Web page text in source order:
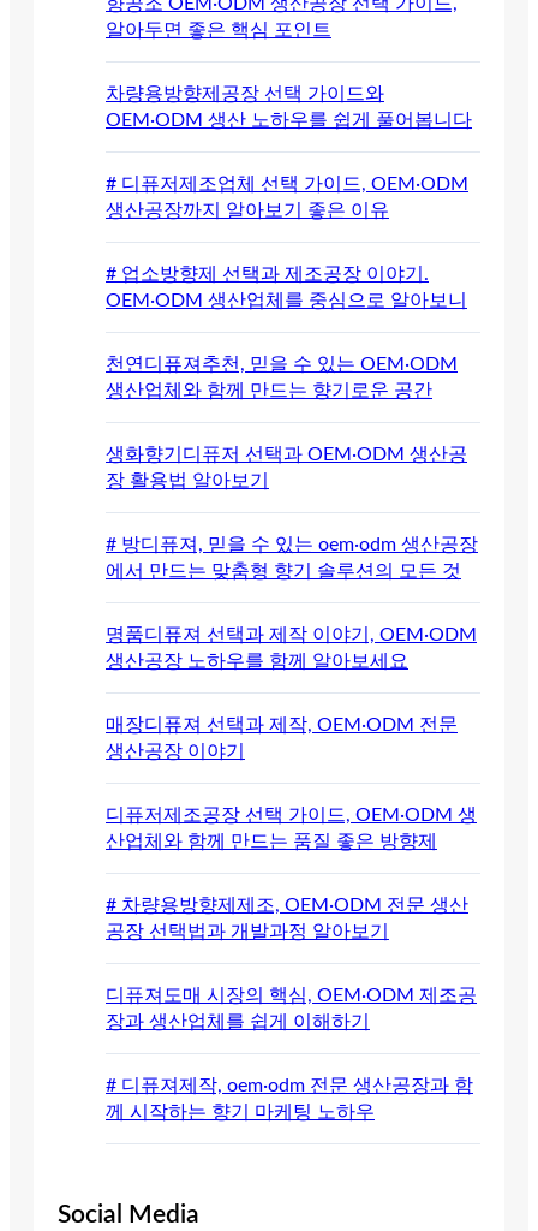
알아두면 좋은 핵심 포인트
차량용방향제공장 선택 가이드와
OEM·ODM 생산 노하우를 쉽게 풀어봅니다
# 디퓨저제조업체 선택 가이드, OEM·ODM
생산공장까지 알아보기 좋은 이유
# 업소방향제 선택과 제조공장 이야기.
OEM·ODM 생산업체를 중심으로 알아보니
천연디퓨져추천, 믿을 수 있는 OEM·ODM
생산업체와 함께 만드는 향기로운 공간
생화향기디퓨저 선택과 OEM·ODM 생산공
장 활용법 알아보기
# 방디퓨져, 믿을 수 있는 oem·odm 생산공장
에서 만드는 맞춤형 향기 솔루션의 모든 것
명품디퓨져 선택과 제작 이야기, OEM·ODM
생산공장 노하우를 함께 알아보세요
매장디퓨져 선택과 제작, OEM·ODM 전문
생산공장 이야기
디퓨저제조공장 선택 가이드, OEM·ODM 생
산업체와 함께 만드는 품질 좋은 방향제
# 차량용방향제제조, OEM·ODM 전문 생산
공장 선택법과 개발과정 알아보기
디퓨져도매 시장의 핵심, OEM·ODM 제조공
장과 생산업체를 쉽게 이해하기
# 디퓨져제작, oem·odm 전문 생산공장과 함
께 시작하는 향기 마케팅 노하우
Social Media